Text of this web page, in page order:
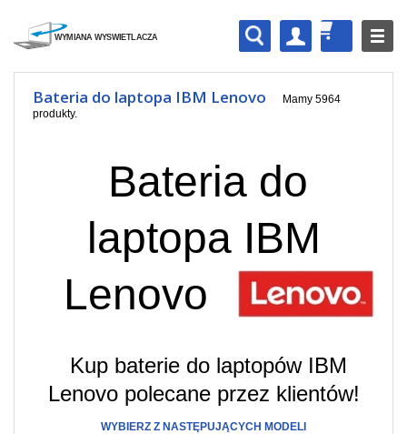
Bateria do laptopa IBM Lenovo
Mamy 5964
produkty.
Bateria do
laptopa IBM
Lenovo
Kup baterie do laptopów IBM
Lenovo polecane przez klientów!
WYBIERZ Z NASTĘPUJĄCYCH MODELI